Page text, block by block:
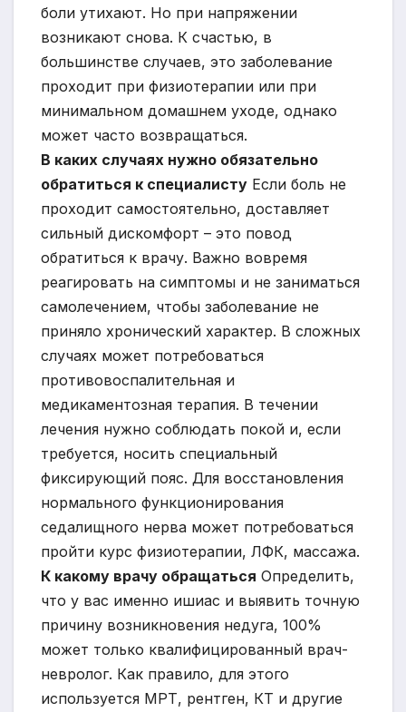
боли утихают. Но при напряжении
возникают снова. К счастью, в
большинстве случаев, это заболевание
проходит при физиотерапии или при
минимальном домашнем уходе, однако
может часто возвращаться.
В каких случаях нужно обязательно
обратиться к специалисту Если боль не
проходит самостоятельно, доставляет
сильный дискомфорт – это повод
обратиться к врачу. Важно вовремя
реагировать на симптомы и не заниматься
самолечением, чтобы заболевание не
приняло хронический характер. В сложных
случаях может потребоваться
противовоспалительная и
медикаментозная терапия. В течении
лечения нужно соблюдать покой и, если
требуется, носить специальный
фиксирующий пояс. Для восстановления
нормального функционирования
седалищного нерва может потребоваться
пройти курс физиотерапии, ЛФК, массажа.
К какому врачу обращаться Определить,
что у вас именно ишиас и выявить точную
причину возникновения недуга, 100%
может только квалифицированный врач-
невролог. Как правило, для этого
используется МРТ, рентген, КТ и другие